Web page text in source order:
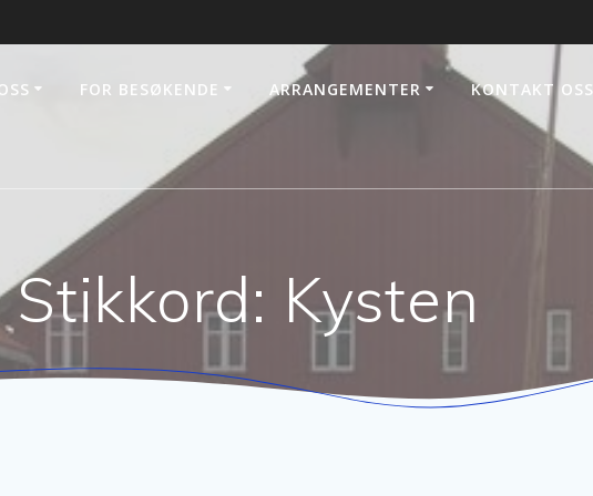
FOR BESØKENDE ARRANGEMENTER KONTAKT OSS
Stikkord: Kysten